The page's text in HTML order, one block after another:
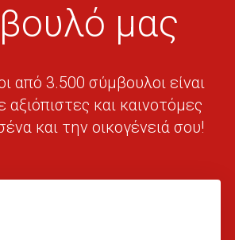
μας
από 3.500 σύμβουλοι είναι
αξιόπιστες και καινοτόμες
και την οικογένειά σου!